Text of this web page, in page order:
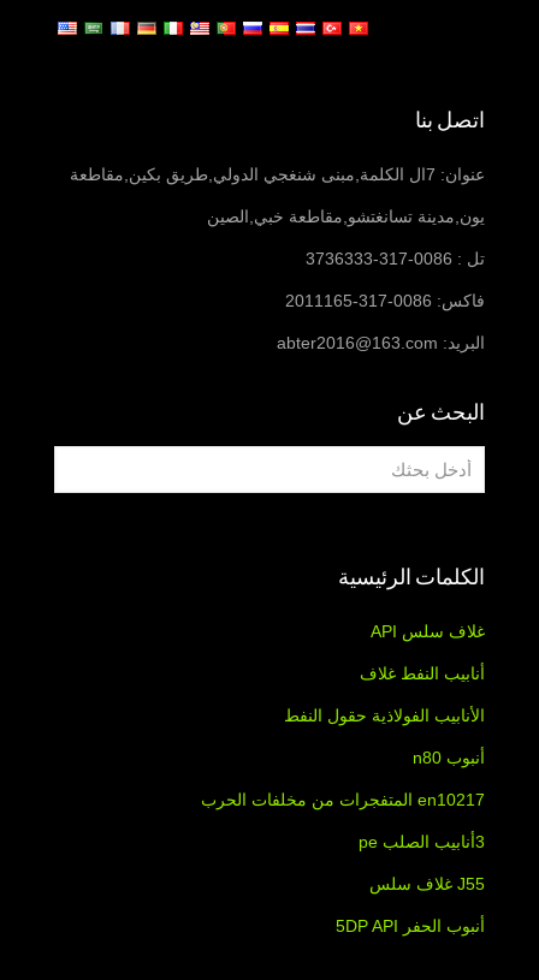
اتصل بنا
عنوان: 7ال الكلمة,مبنى شنغجي الدولي,طريق بكين,مقاطعة
يون,مدينة تسانغتشو,مقاطعة خبي,الصين
تل : 0086-317-3736333
فاكس: 0086-317-2011165
البريد: abter2016@163.com
البحث عن
الكلمات الرئيسية
غلاف سلس API
أنابيب النفط غلاف
الأنابيب الفولاذية حقول النفط
أنبوب n80
en10217 المتفجرات من مخلفات الحرب
3أنابيب الصلب pe
J55 غلاف سلس
أنبوب الحفر 5DP API